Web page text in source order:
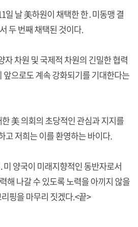
일 날 美하원이 채택한 한․미동맹 결
두 번째 채택된 것이다.
자 차원 및 국제적 차원의 긴밀한 협력
앞으로도 계속 강화되기를 기대한다는
美 의회의 초당적인 관심과 지지를
고 저희는 이를 환영하는 바이다.
양국이 미래지향적인 동반자로서
해 나갈 수 있도록 노력을 아끼지 않을
핑을 마무리 짓겠다.<끝>